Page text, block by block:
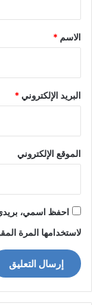
*
الاسم *
البريد الإلكتروني*
الموقع الإلكتروني
احفظ اسمي، بريدي
لاستخدامها المرة